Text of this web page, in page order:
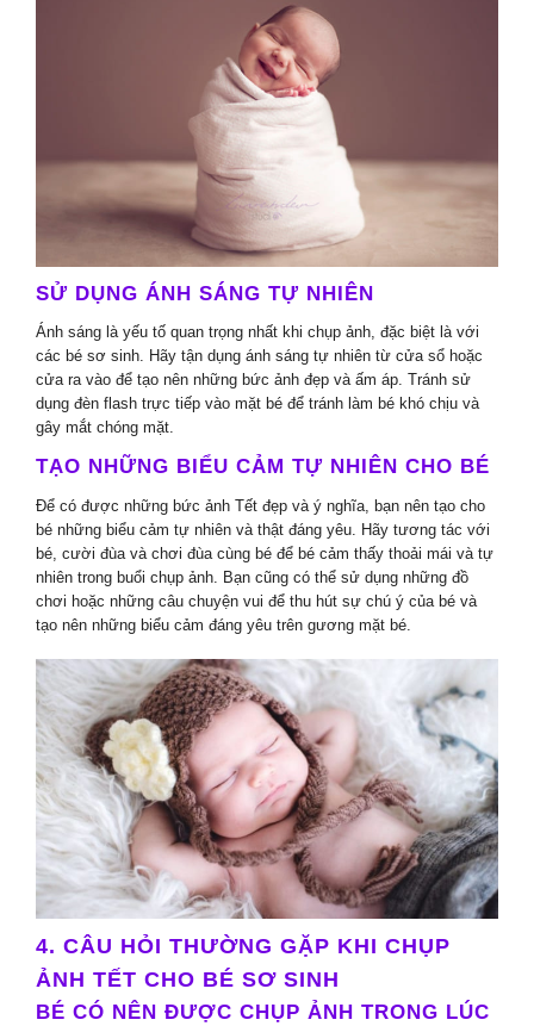
SỬ DỤNG ÁNH SÁNG TỰ NHIÊN
Ánh sáng là yếu tố quan trọng nhất khi chụp ảnh, đặc biệt là với
các bé sơ sinh. Hãy tận dụng ánh sáng tự nhiên từ cửa sổ hoặc
cửa ra vào để tạo nên những bức ảnh đẹp và ấm áp. Tránh sử
dụng đèn flash trực tiếp vào mặt bé để tránh làm bé khó chịu và
gây mắt chóng mặt.
TẠO NHỮNG BIỂU CẢM TỰ NHIÊN CHO BÉ
Để có được những bức ảnh Tết đẹp và ý nghĩa, bạn nên tạo cho
bé những biểu cảm tự nhiên và thật đáng yêu. Hãy tương tác với
bé, cười đùa và chơi đùa cùng bé để bé cảm thấy thoải mái và tự
nhiên trong buổi chụp ảnh. Bạn cũng có thể sử dụng những đồ
chơi hoặc những câu chuyện vui để thu hút sự chú ý của bé và
tạo nên những biểu cảm đáng yêu trên gương mặt bé.
4. CÂU HỎI THƯỜNG GẶP KHI CHỤP
ẢNH TẾT CHO BÉ SƠ SINH
BÉ CÓ NÊN ĐƯỢC CHỤP ẢNH TRONG LÚC